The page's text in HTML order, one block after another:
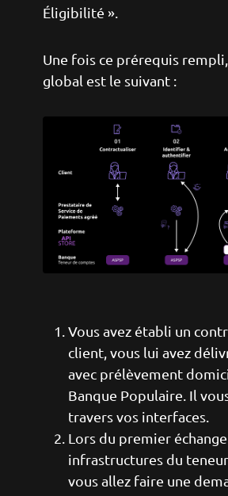
Éligibilité ».
Une fois ce prérequis
global est le suivant :
Vous avez établi un
client, vous lui avez
avec prélèvement
Banque Populaire. Il
travers vos interfaces.
Lors du premier
infrastructures du
vous allez faire une